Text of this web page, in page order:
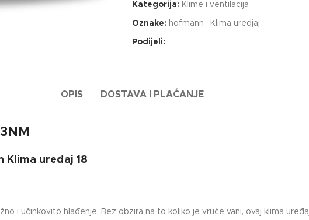
Kategorija: Klime i ventilacija
Oznake: hofmann , Klima uredjaj
Podijeli:
OPIS DOSTAVA I PLAĆANJE
Klima uređaj 18
i učinkovito hlađenje. Bez obzira na to koliko je vruće vani, ovaj klima